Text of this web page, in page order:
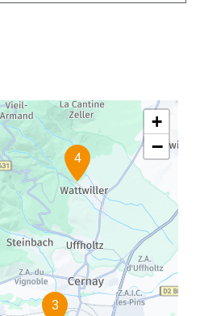
4
3
+
−